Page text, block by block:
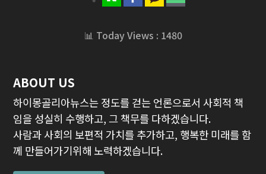
📊 Today Views : 1480
ABOUT US
하이몽골리아뉴스는 정도를 걷는 언론으로서 사회적 책
임을 성실히 수행하고, 그 책무를 다하겠습니다.
사람과 사회의 보편적 가치를 추가하고, 행복한 미래를 함
께 만들어가기위해 노력하겠습니다.